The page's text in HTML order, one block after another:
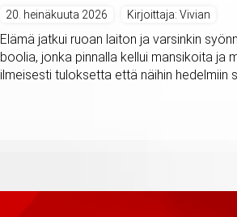
20. heinäkuuta 2026 Kirjoittaja: Vivian
Elämä jatkui ruoan laiton ja varsinkin
boolia, jonka pinnalla kellui mansikoita ja
ilmeisesti tuloksetta että näihin hedelmiin